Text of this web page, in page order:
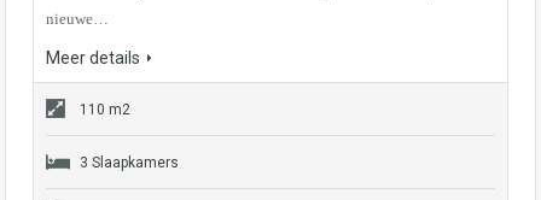
nieuwe…
Meer details
110 m2
3 Slaapkamers